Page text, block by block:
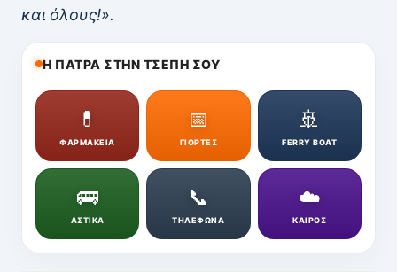
και όλους!».
Η ΠΑΤΡΑ ΣΤΗΝ ΤΣΕΠΗ ΣΟΥ
💊
ΦΑΡΜΑΚΕΙΑ
📅
ΓΙΟΡΤΕΣ
🚢
FERRY BOAT
🚌
ΑΣΤΙΚΑ
📞
ΤΗΛΕΦΩΝΑ
☁️
ΚΑΙΡΟΣ